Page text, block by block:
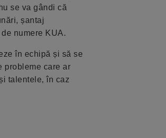
se va gândi că
șantaj
numere KUA.
în echipă și să se
probleme care ar
talentele, în caz